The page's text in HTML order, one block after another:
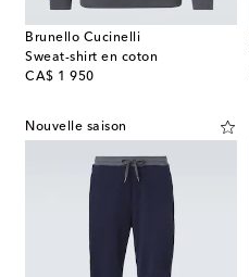
Brunello Cucinelli
Sweat-shirt en coton
CA$ 1 950
original price
Nouvelle saison